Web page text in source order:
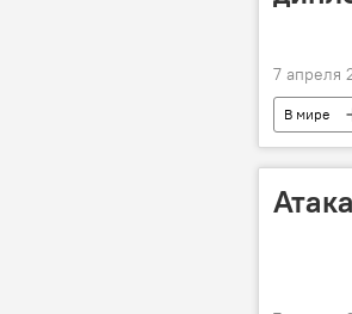
7 апреля
В мире
МИД